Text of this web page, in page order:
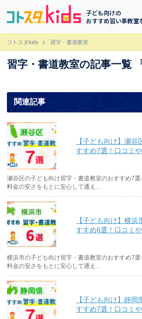
子ども向けの
おすすめ習い事教室
コトスタkids 習字・書道教室
習字・書道教室の記事一覧
関連記事
【子ども向け】瀬
すすめ7選！口コミ
瀬谷区の子ども向け習字・書道教室のおすすめ7選
料金の安さをもとに安心して通え…
【子ども向け】横
すすめ6選！口コミ
横浜市の子ども向け習字・書道教室のおすすめ7選
料金の安さをもとに安心して通え…
【子ども向け】静
すすめ7選！口コミ